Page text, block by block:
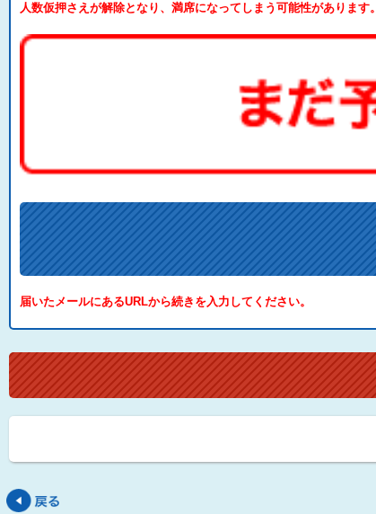
人数仮押さえが解除となり、満席になってしまう可能性があります。
届いたメールにあるURLから続きを入力してください。